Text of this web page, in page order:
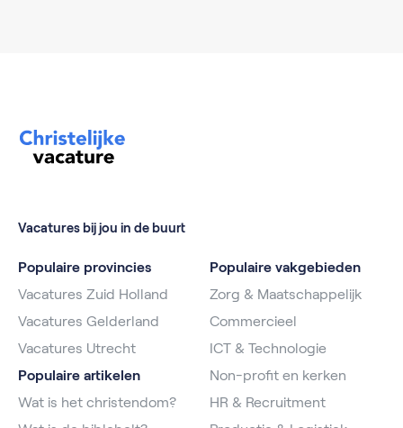
Vacatures bij jou in de buurt
Populaire provincies
Vacatures Zuid Holland
Vacatures Gelderland
Vacatures Utrecht
Populaire artikelen
Wat is het christendom?
Populaire vakgebieden
Zorg & Maatschappelijk
Commercieel
ICT & Technologie
Non-profit en kerken
HR & Recruitment